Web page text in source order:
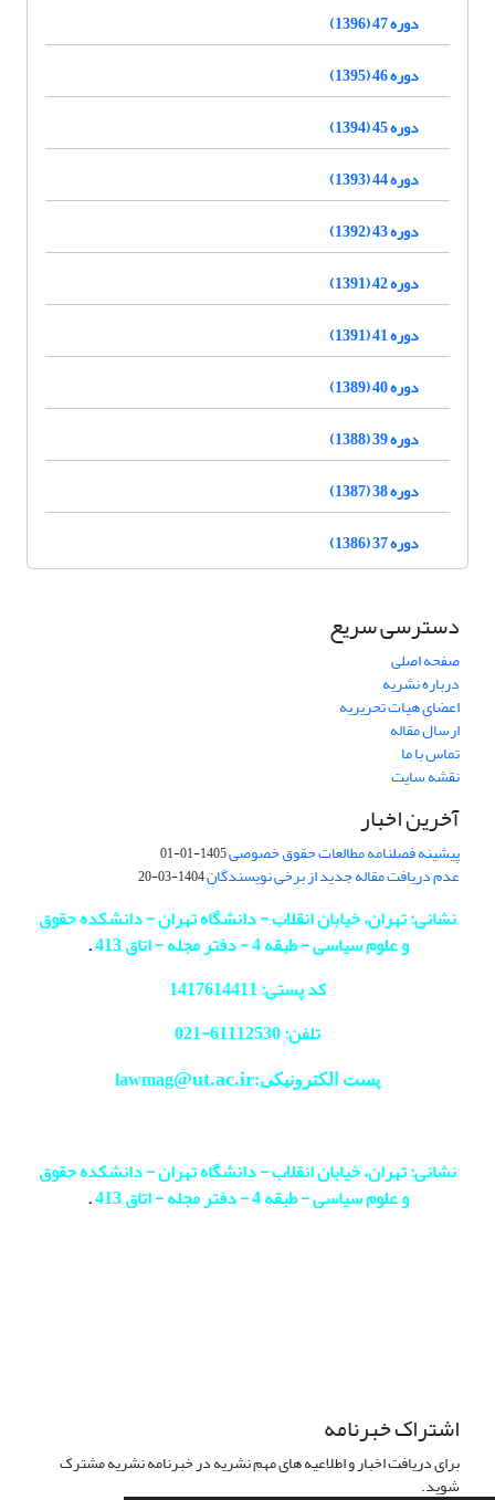
دوره 47 (1396)
دوره 46 (1395)
دوره 45 (1394)
دوره 44 (1393)
دوره 43 (1392)
دوره 42 (1391)
دوره 41 (1391)
دوره 40 (1389)
دوره 39 (1388)
دوره 38 (1387)
دوره 37 (1386)
دسترسی سریع
صفحه اصلی
درباره نشریه
اعضای هیات تحریریه
ارسال مقاله
تماس با ما
نقشه سایت
آخرین اخبار
پیشینه فصلنامه مطالعات حقوق خصوصی1405-01-01
عدم دریافت مقاله جدید از برخی نویسندگان1404-03-20
نشانی: تهران، خیابان انقلاب - دانشگاه تهران - دانشکده حقوق
و علوم سیاسی - طبقه 4 - دفتر مجله - اتاق 413
.
کد پستی: 1417614411
تلفن: 61112530-
021
پست الکترونیکی:lawmag@ut.ac.ir
نشانی: تهران، خیابان انقلاب - دانشگاه تهران - دانشکده حقوق
و علوم سیاسی - طبقه 4 - دفتر مجله - اتاق 413
.
اشتراک خبرنامه
برای دریافت اخبار و اطلاعیه های مهم نشریه در خبرنامه نشریه مشترک
شوید.